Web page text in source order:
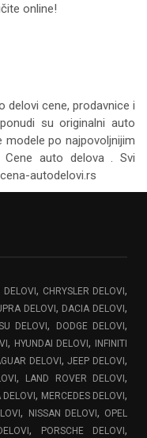
online!
delovi cene, prodavnice i
su originalni auto
po najpovoljnijim
Cene auto delova . Svi
autodelovi.rs
DELOVI, CHRYSLER DELOVI,
DELOVI, DACIA DELOVI,
DELOVI, DODGE DELOVI,
, HYUNDAI DELOVI, INFINITI
DELOVI,JEEP DELOVI,
, LAND ROVER DELOVI,
, MERCEDES DELOVI,
, NISSAN DELOVI, OPEL
, PORSCHE DELOVI,